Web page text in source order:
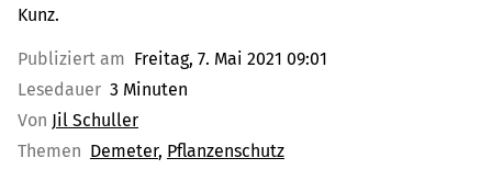
Kunz.
Publiziert am Freitag, 7. Mai 2021 09:01
Lesedauer 3 Minuten
Von Jil Schuller
Themen Demeter Pflanzenschutz